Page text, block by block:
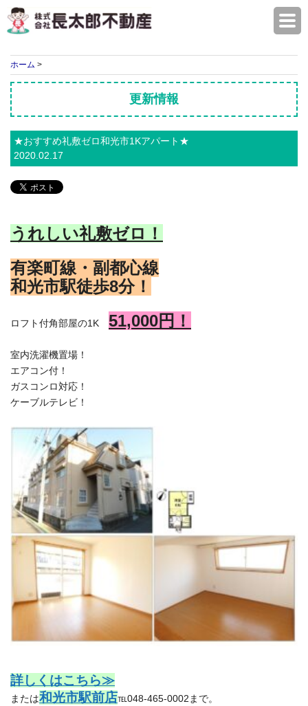
ホーム >
更新情報
★おすすめ礼敷ゼロ和光市1Kアパート★
2020.02.17
うれしい礼敷ゼロ！
有楽町線・副都心線
和光市駅徒歩8分！
ロフト付角部屋の1K 51,000円！
室内洗濯機置場！
エアコン付！
ガスコンロ対応！
ケーブルテレビ！
詳しくはこちら≫
または和光市駅前店℡048-465-0002まで。